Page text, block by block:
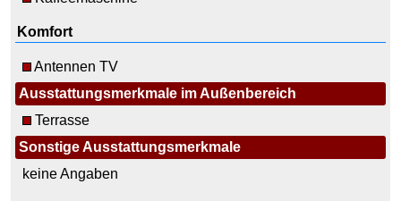
Komfort
Antennen TV
Ausstattungsmerkmale im Außenbereich
Terrasse
Sonstige Ausstattungsmerkmale
keine Angaben